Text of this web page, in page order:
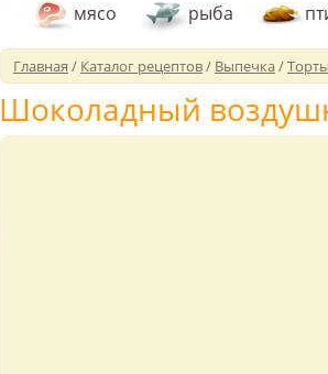
мясо рыба
Главная / Каталог рецептов/ Выпечка/Торты
Шоколадный